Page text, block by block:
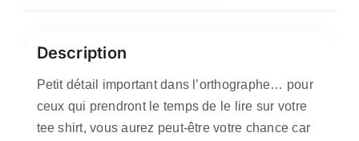
Description
Petit détail important dans l’orthographe… pour
ceux qui prendront le temps de le lire sur votre
tee shirt, vous aurez peut-être votre chance car